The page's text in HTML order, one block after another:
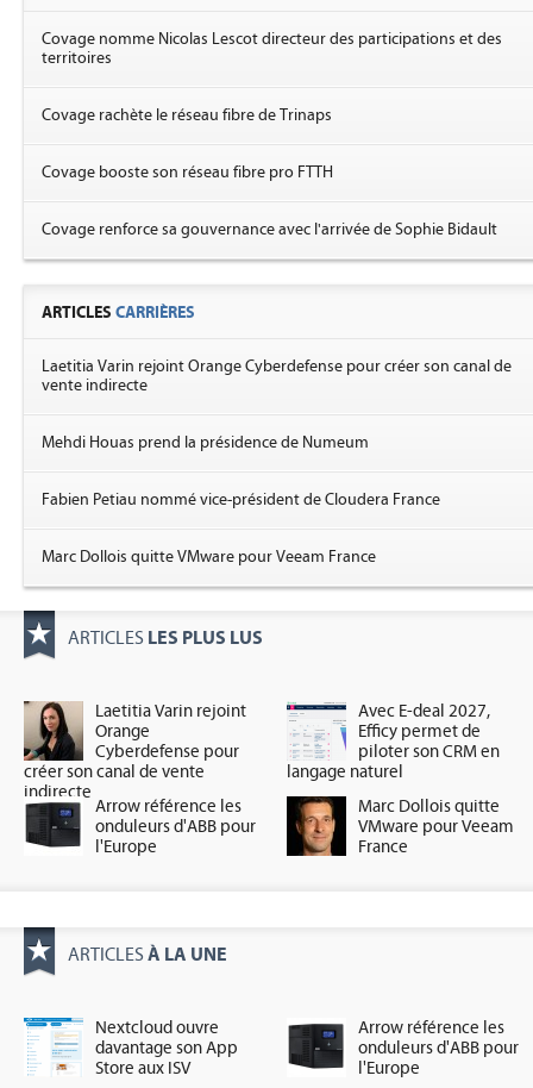
Covage nomme Nicolas Lescot directeur des participations et des
territoires
Covage rachète le réseau fibre de Trinaps
Covage booste son réseau fibre pro FTTH
Covage renforce sa gouvernance avec l'arrivée de Sophie Bidault
ARTICLES CARRIÈRES
Laetitia Varin rejoint Orange Cyberdefense pour créer son canal de
vente indirecte
Mehdi Houas prend la présidence de Numeum
Fabien Petiau nommé vice-président de Cloudera France
Marc Dollois quitte VMware pour Veeam France
ARTICLES LES PLUS LUS
Laetitia Varin rejoint
Orange
Cyberdefense pour
créer son canal de vente
indirecte
Avec E-deal 2027,
Efficy permet de
piloter son CRM en
langage naturel
Arrow référence les
onduleurs d'ABB pour
l'Europe
Marc Dollois quitte
VMware pour Veeam
France
ARTICLES À LA UNE
Nextcloud ouvre
davantage son App
Store aux ISV
Arrow référence les
onduleurs d'ABB pour
l'Europe